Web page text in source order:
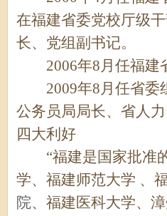
在福建省委党校厅级
长、党组副书记。
2006年8月任福建
2009年8月任省委
公务员局局长、省人
四大利好
“福建是国家批准的
学、福建师范大学 、
院、福建医科大学、